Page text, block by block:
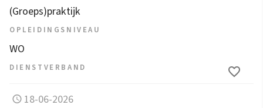
(Groeps)praktijk
OPLEIDINGSNIVEAU
WO
DIENSTVERBAND
18-06-2026